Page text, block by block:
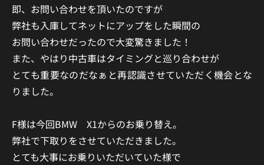
即、お問い合わせを頂いたのですが
弊社も入庫してネットにアップをした瞬間の
お問い合わせだったので大変驚きました！
また、やはり中古車はタイミングと巡り合わせが
とても重要なのだなぁと再認識させていただく機会とな
りました。
F様は今回BMW X1からのお乗り替え。
弊社で下取りをさせていただきました。
とても大事にお乗りいただいていた様で